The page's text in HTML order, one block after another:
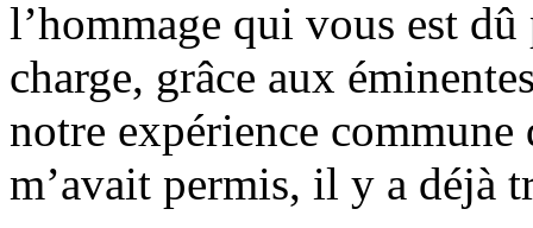
l’hommage qui vous est
charge, grâce aux
notre expérience commune
m’avait permis, il y a déjà